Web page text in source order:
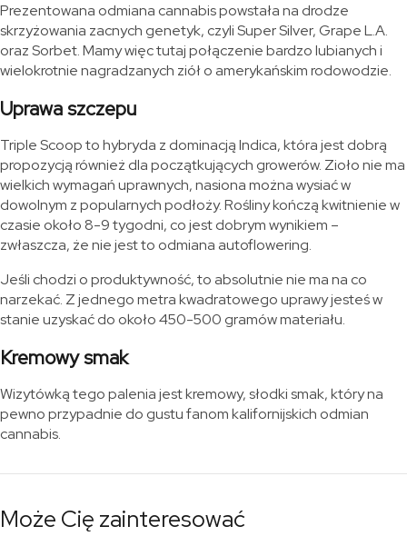
Prezentowana odmiana cannabis powstała na drodze
skrzyżowania zacnych genetyk, czyli Super Silver, Grape L.A.
oraz Sorbet. Mamy więc tutaj połączenie bardzo lubianych i
wielokrotnie nagradzanych ziół o amerykańskim rodowodzie.
Uprawa szczepu
Triple Scoop to hybryda z dominacją Indica, która jest dobrą
propozycją również dla początkujących growerów. Zioło nie ma
wielkich wymagań uprawnych, nasiona można wysiać w
dowolnym z popularnych podłoży. Rośliny kończą kwitnienie w
czasie około 8-9 tygodni, co jest dobrym wynikiem –
zwłaszcza, że nie jest to odmiana autoflowering.
Jeśli chodzi o produktywność, to absolutnie nie ma na co
narzekać. Z jednego metra kwadratowego uprawy jesteś w
stanie uzyskać do około 450-500 gramów materiału.
Kremowy smak
Wizytówką tego palenia jest kremowy, słodki smak, który na
pewno przypadnie do gustu fanom kalifornijskich odmian
cannabis.
Może Cię zainteresować